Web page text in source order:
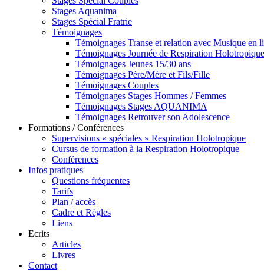
Stages Aquanima
Stages Spécial Fratrie
Témoignages
Témoignages Transe et relation avec Musique en
Témoignages Journée de Respiration Holotropique
Témoignages Jeunes 15/30 ans
Témoignages Père/Mère et Fils/Fille
Témoignages Couples
Témoignages Stages Hommes / Femmes
Témoignages Stages AQUANIMA
Témoignages Retrouver son Adolescence
Formations / Conférences
Supervisions « spéciales » Respiration Holotropique
Cursus de formation à la Respiration Holotropique
Conférences
Infos pratiques
Questions fréquentes
Tarifs
Plan / accès
Cadre et Règles
Liens
Ecrits
Articles
Livres
Contact